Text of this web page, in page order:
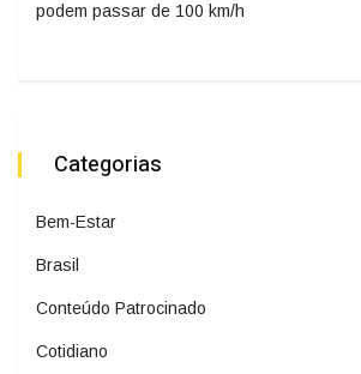
podem passar de 100 km/h
Categorias
Bem-Estar
Brasil
Conteúdo Patrocinado
Cotidiano